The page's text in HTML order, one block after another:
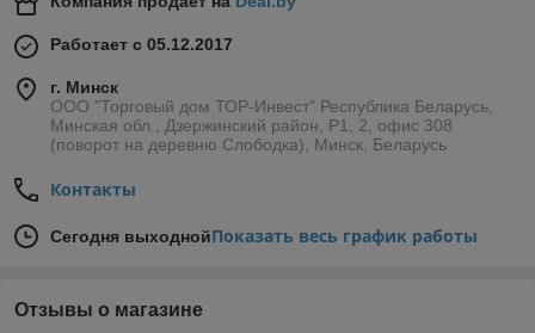
Работает с 05.12.2017
г. Минск
ООО "Торговый дом ТОР-Инвест" Республика Беларусь,
Минская обл., Дзержинский район, Р1, 2, офис 308
(поворот на деревню Слободка), Минск, Беларусь
Контакты
Сегодня выходнойПоказать весь график работы
Отзывы о магазине